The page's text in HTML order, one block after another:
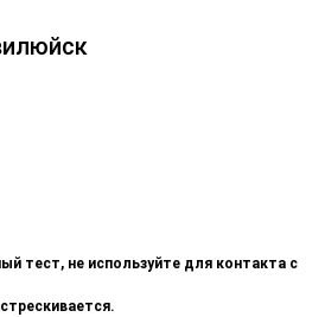
тест, не используйте для контакта с